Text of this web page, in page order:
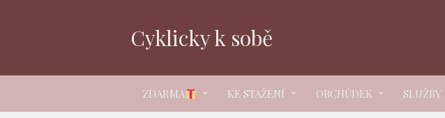
Cyklicky k sobě
ZDARMA KE STAŽENÍ OBCHŮDEK SLUŽBY